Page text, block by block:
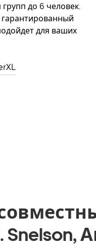
до 6 человек.
для ваших
Snelson,